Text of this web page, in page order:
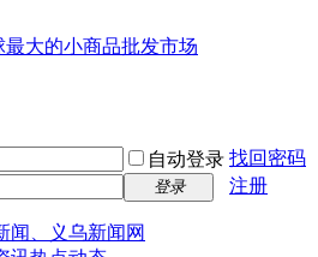
最大的小商品批发市场
自动登录 找回密码
登录 注册
闻、义乌新闻网